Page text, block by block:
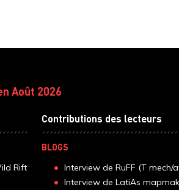
Août 2026
Rift
Contributions des lecteurs
BLOGS
Interview de RuFF (T mech/
Interview de LatiAs